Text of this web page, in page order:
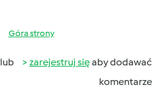
Góra strony
lub zarejestruj sięaby dodawać
komentarze